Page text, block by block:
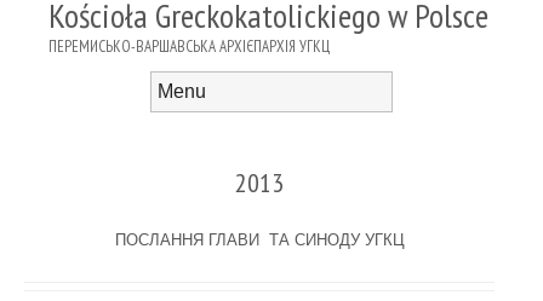
Kościoła Greckokatolickiego w Polsce
ПЕРЕМИСЬКО-ВАРШАВСЬКА АРХІЄПАРХІЯ УГКЦ
2013
ПОСЛАННЯ ГЛАВИ ТА СИНОДУ УГКЦ